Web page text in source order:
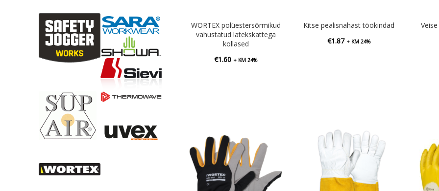
WORTEX polüestersõrmikud
vahustatud latekskattega
kollased
€1.60 + KM 24%
Kitse pealisnahast töökindad
€1.87 + KM 24%